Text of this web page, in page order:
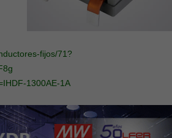
fijos/71?
1300AE-1A